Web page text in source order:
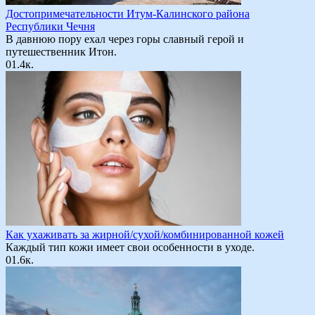
Достопримечательности Итум-Калинского района
Республики Чечня
В давнюю пору ехал через горы славный герой и
путешественник Итон.
01.4к.
Как ухаживать за жирной/сухой/комбинированной кожей
Каждый тип кожи имеет свои особенности в уходе.
01.6к.